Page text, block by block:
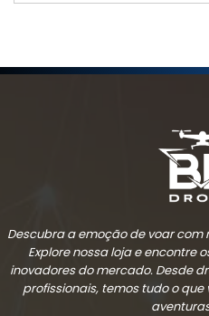
Descubra a emoção de voar com
Explore nossa loja e encontre
inovadores do mercado. Desde
profissionais, temos tudo o